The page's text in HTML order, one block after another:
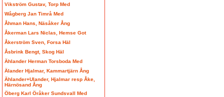
Vikström Gustav, Torp Med
Wågberg Jan Timrå Med
Åhman Hans, Näsåker Ång
Åkerman Lars Niclas, Hemse Got
Åkerström Sven, Forsa Häl
Åsbrink Bengt, Skog Häl
Ählander Herman Torsboda Med
Älander Hjalmar, Kammartjärn Ång
Ählander+Ulander, Hjalmar resp Åke,
Härnösand Ång
Öberg Karl Öråker Sundsvall Med